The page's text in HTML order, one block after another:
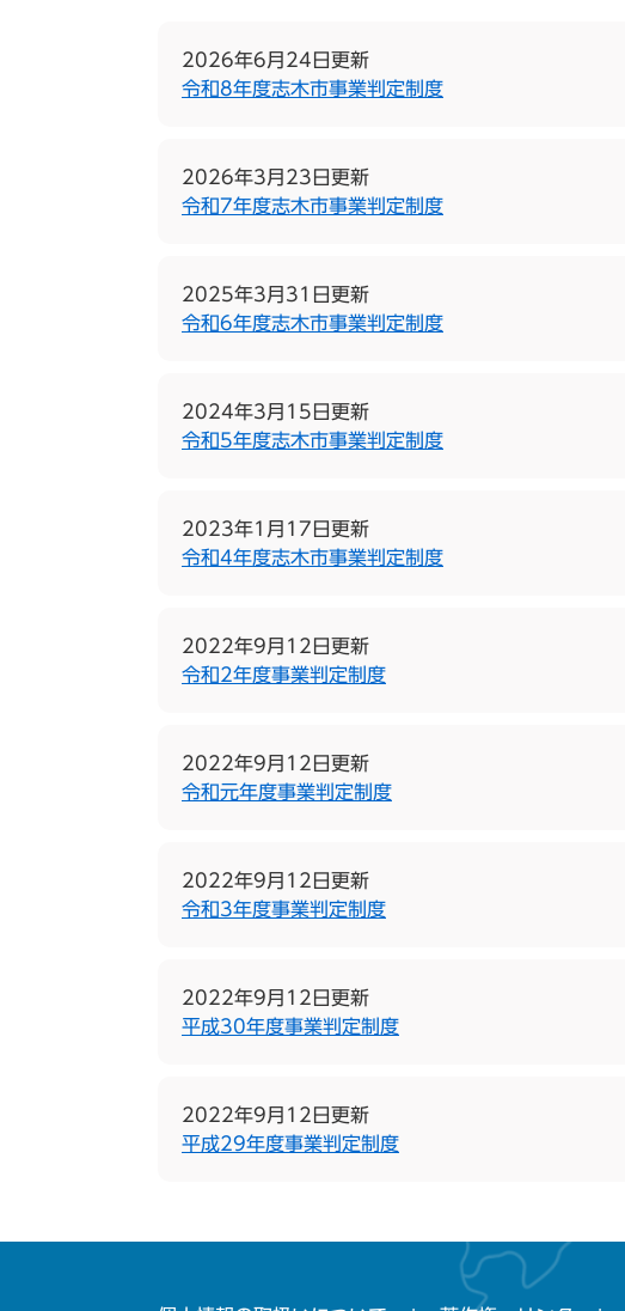
2026年6月24日更新
令和8年度志木市事業判定制度
2026年3月23日更新
令和7年度志木市事業判定制度
2025年3月31日更新
令和6年度志木市事業判定制度
2024年3月15日更新
令和5年度志木市事業判定制度
2023年1月17日更新
令和4年度志木市事業判定制度
2022年9月12日更新
令和2年度事業判定制度
2022年9月12日更新
令和元年度事業判定制度
2022年9月12日更新
令和3年度事業判定制度
2022年9月12日更新
平成30年度事業判定制度
2022年9月12日更新
平成29年度事業判定制度